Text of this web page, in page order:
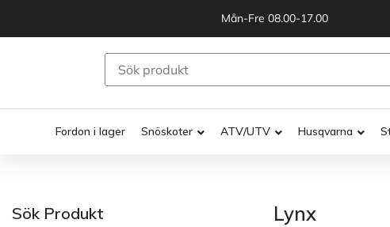
Mån-Fre 08.00-17.00
Fordon i lager Snöskoter ATV/UTV Husqvarna
Sök Produkt Lynx